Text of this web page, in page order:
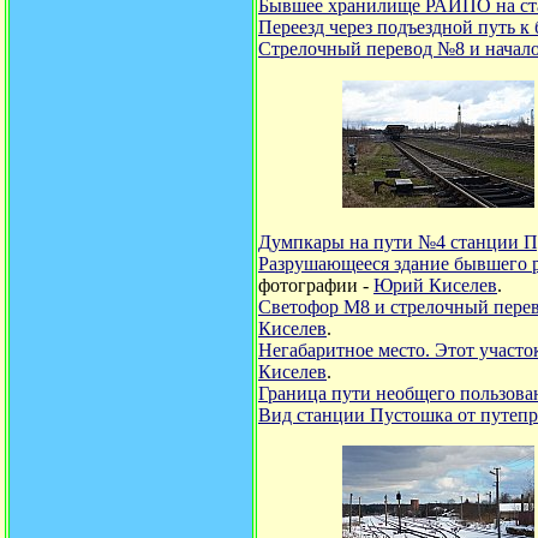
Бывшее хранилище РАЙПО на
Переезд через подъездной
Стрелочный перевод №8 и начало
Думпкары на пути №4 станции
Разрушающееся здание бывшего
фотографии - Юрий Киселев.
Светофор М8 и стрелочный
Киселев.
Негабаритное место. Этот
Киселев.
Граница пути необщего
Вид станции Пустошка от